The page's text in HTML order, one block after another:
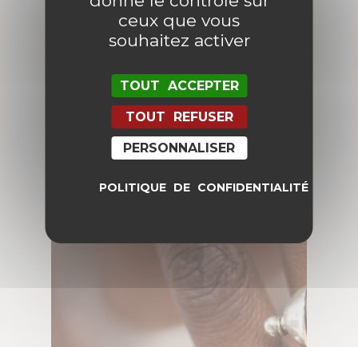
PENDENTIFS
ceux que vous
souhaitez activer
TOUT ACCEPTER
TOUT REFUSER
PERSONNALISER
POLITIQUE DE CONFIDENTIALITÉ